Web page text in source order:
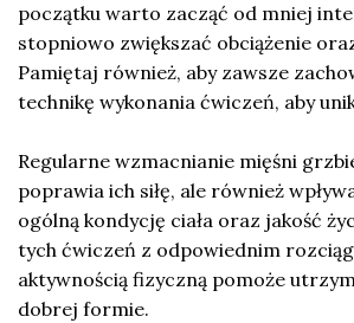
początku warto zacząć od mniej
stopniowo zwiększać obciążenie
Pamiętaj również, aby zawsze
technikę wykonania ćwiczeń, aby
Regularne wzmacnianie mięśni
poprawia ich siłę, ale również
ogólną kondycję ciała oraz jakość
tych ćwiczeń z odpowiednim
aktywnością fizyczną pomoże
dobrej formie.